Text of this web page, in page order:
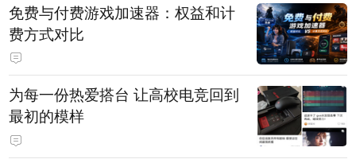
免费与付费游戏加速器：权益和计
费方式对比
为每一份热爱搭台 让高校电竞回到
最初的模样